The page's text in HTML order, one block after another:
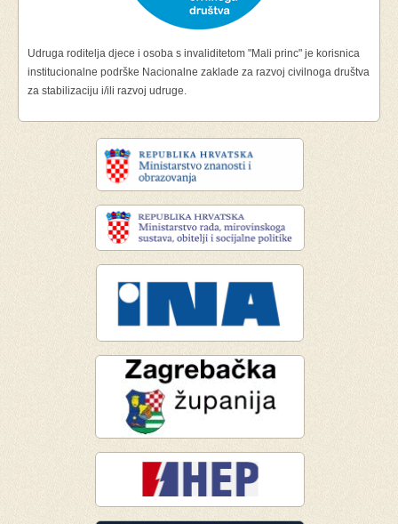
Udruga roditelja djece i osoba s invaliditetom "Mali princ" je korisnica
institucionalne podrške Nacionalne zaklade za razvoj civilnoga društva
za stabilizaciju i/ili razvoj udruge.